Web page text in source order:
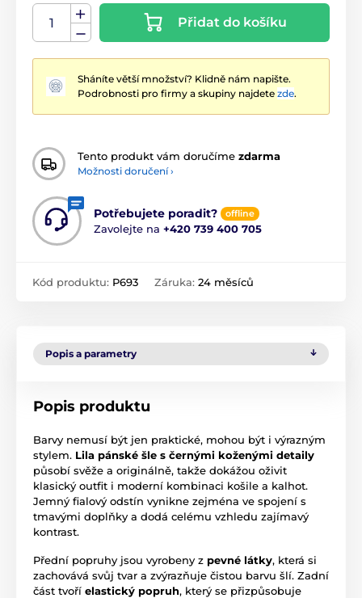
Přidat do košíku
Sháníte větší množství? Klidně nám napište.
Podrobnosti pro firmy a skupiny najdete zde.
Tento produkt vám doručíme zdarma
Možnosti doručení ›
Potřebujete poradit? offline
Zavolejte na +420 739 400 705
Kód produktu: P693 Záruka: 24 měsíců
Popis a parametry
Popis produktu
Barvy nemusí být jen praktické, mohou být i výrazným
stylem. Lila pánské šle s černými koženými detaily
působí svěže a originálně, takže dokážou oživit
klasický outfit i moderní kombinaci košile a kalhot.
Jemný fialový odstín vynikne zejména ve spojení s
tmavými doplňky a dodá celému vzhledu zajímavý
kontrast.
Přední popruhy jsou vyrobeny z pevné látky, která si
zachovává svůj tvar a zvýrazňuje čistou barvu šlí. Zadní
část tvoří elastický popruh, který se přizpůsobuje